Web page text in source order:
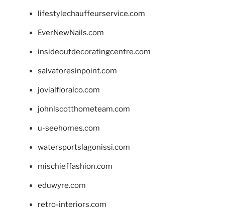
lifestylechauffeurservice.com
EverNewNails.com
insideoutdecoratingcentre.com
salvatoresinpoint.com
jovialfloralco.com
johnlscotthometeam.com
u-seehomes.com
watersportslagonissi.com
mischieffashion.com
eduwyre.com
retro-interiors.com